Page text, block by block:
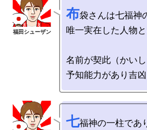
布袋さんは七福神
唯一実在した人物
名前が契此（かい
七福神の一柱であ